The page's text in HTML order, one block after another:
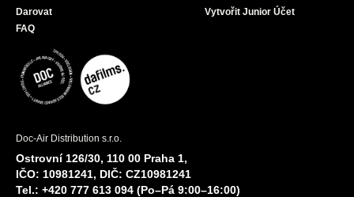
Darovat
FAQ
Vytvořit Junior Účet
Doc-Air Distribution s.r.o.
Ostrovní 126/30, 110 00 Praha 1,
IČO: 10981241, DIČ: CZ10981241
Tel.: +420 777 613 094 (Po–Pá 9:00–16:00)